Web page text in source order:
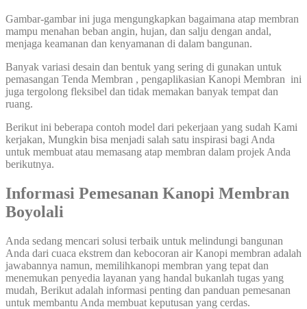
Gambar-gambar ini juga mengungkapkan bagaimana atap membran
mampu menahan beban angin, hujan, dan salju dengan andal,
menjaga keamanan dan kenyamanan di dalam bangunan.
Banyak variasi desain dan bentuk yang sering di gunakan untuk
pemasangan Tenda Membran , pengaplikasian Kanopi Membran ini
juga tergolong fleksibel dan tidak memakan banyak tempat dan
ruang.
Berikut ini beberapa contoh model dari pekerjaan yang sudah Kami
kerjakan, Mungkin bisa menjadi salah satu inspirasi bagi Anda
untuk membuat atau memasang atap membran dalam projek Anda
berikutnya.
Informasi Pemesanan Kanopi Membran
Boyolali
Anda sedang mencari solusi terbaik untuk melindungi bangunan
Anda dari cuaca ekstrem dan kebocoran air Kanopi membran adalah
jawabannya namun, memilihkanopi membran yang tepat dan
menemukan penyedia layanan yang handal bukanlah tugas yang
mudah, Berikut adalah informasi penting dan panduan pemesanan
untuk membantu Anda membuat keputusan yang cerdas.